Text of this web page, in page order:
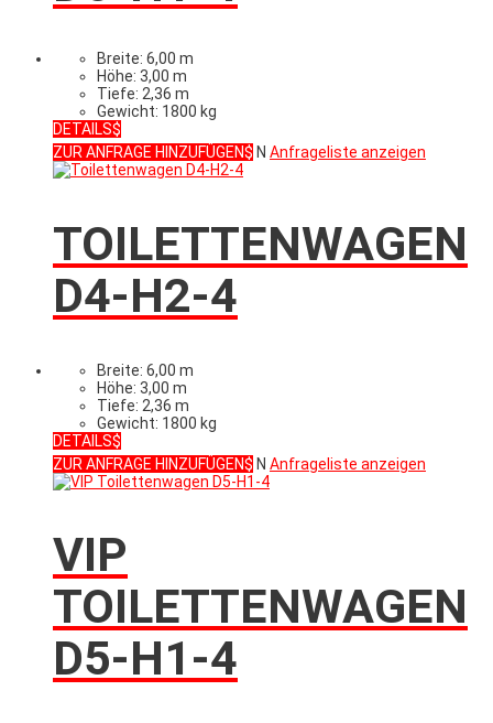
Breite: 6,00 m
Höhe: 3,00 m
Tiefe: 2,36 m
Gewicht: 1800 kg
DETAILS
ZUR ANFRAGE HINZUFÜGEN
N Anfrageliste anzeigen
TOILETTENWAGEN
D4-H2-4
Breite: 6,00 m
Höhe: 3,00 m
Tiefe: 2,36 m
Gewicht: 1800 kg
DETAILS
ZUR ANFRAGE HINZUFÜGEN
N Anfrageliste anzeigen
VIP
TOILETTENWAGEN
D5-H1-4